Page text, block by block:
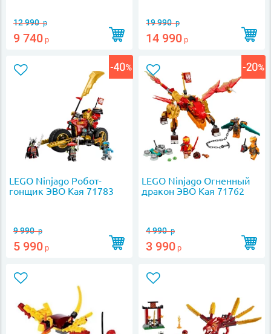
12 990р
9 740 р
19 990р
14 990 р
LEGO Ninjago Робот-
гонщик ЭВО Кая 71783
9 990р
5 990 р
LEGO Ninjago Огненный
дракон ЭВО Кая 71762
4 990р
3 990 р